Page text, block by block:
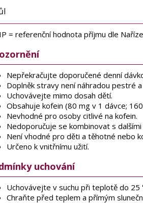
= referenční hodnota příjmu dle
Nepřekračujte doporučené denní
Doplněk stravy není náhradou pestré
Uchovávejte mimo dosah dětí.
Obsahuje kofein (80 mg v 1 dávce;
Nevhodné pro osoby citlivé na kofein.
Nedoporučuje se kombinovat s
Není vhodné pro děti a těhotné nebo
Určeno k vnitřnímu užití.
uchování
Uchovávejte v suchu při teplotě do 25
Chraňte před teplem a přímým